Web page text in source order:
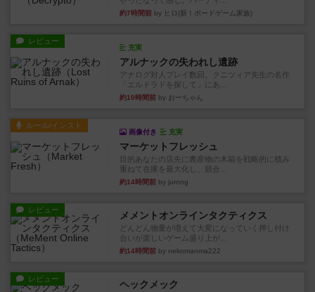
約7時間前 by ヒロ(新！ボードゲーム家族)
レビュー
充実
アルナックの失われし遺跡
アナログ対人プレイ数回。クニツィア先生の名作
「エルドラドを探して」にあ...
約10時間前 by おーちゃん
ルール/インスト
画像付き 充実
マーケットフレッシュ
目的あなたの店先に農産物の木箱を戦略的に積み
重ねて在庫を最大化し、競合...
約14時間前 by jurong
レビュー メメントオンラインタクティクス
どんどん物量が増えて大変になっていく押し付け
合いが楽しいゲーム盛り上が...
約14時間前 by nekomanma222
レビュー ヘックメック